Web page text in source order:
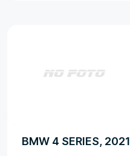
BMW 4 SERIES, 2021